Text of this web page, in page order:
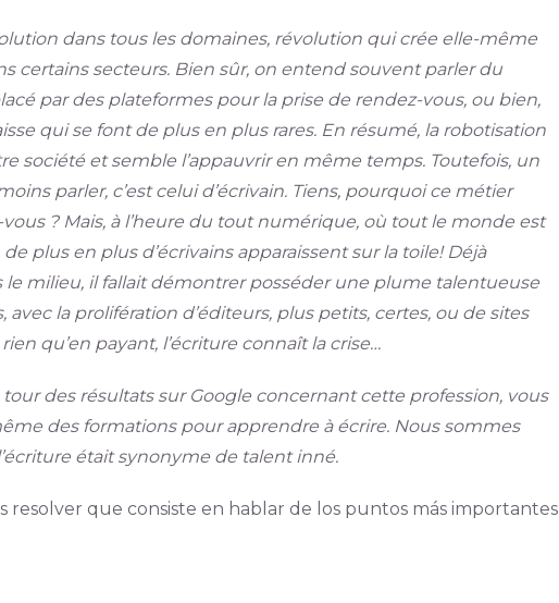
dans tous les domaines, révolution qui crée elle-même
certains secteurs. Bien sûr, on entend souvent parler du
par des plateformes pour la prise de rendez-vous, ou bien,
qui se font de plus en plus rares. En résumé, la robotisation
société et semble l’appauvrir en même temps. Toutefois, un
parler, c’est celui d’écrivain. Tiens, pourquoi ce métier
? Mais, à l’heure du tout numérique, où tout le monde est
plus en plus d’écrivains apparaissent sur la toile! Déjà
le milieu, il fallait démontrer posséder une plume talentueuse
avec la prolifération d’éditeurs, plus petits, certes, ou de sites
qu’en payant, l’écriture connaît la crise…
des résultats sur Google concernant cette profession, vous
des formations pour apprendre à écrire. Nous sommes
était synonyme de talent inné.
resolver que consiste en hablar de los puntos más importantes